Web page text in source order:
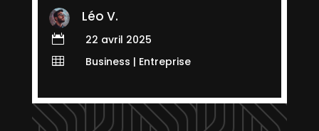
Léo V.
 22 avril 2025
 Business | Entreprise